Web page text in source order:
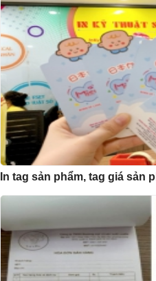
In tag sản phẩm, tag giá sản